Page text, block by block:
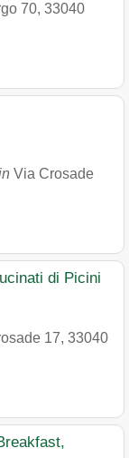
70, 33040
Via Crosade
di Picini
17, 33040